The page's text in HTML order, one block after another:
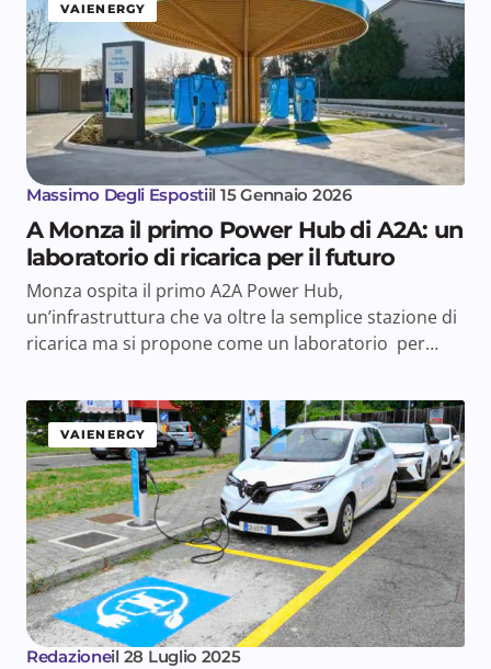
VAIENERGY
Massimo Degli Espostiil 15 Gennaio 2026
A Monza il primo Power Hub di A2A: un
laboratorio di ricarica per il futuro
Monza ospita il primo A2A Power Hub,
un’infrastruttura che va oltre la semplice stazione di
ricarica ma si propone come un laboratorio per…
VAIENERGY
Redazioneil 28 Luglio 2025